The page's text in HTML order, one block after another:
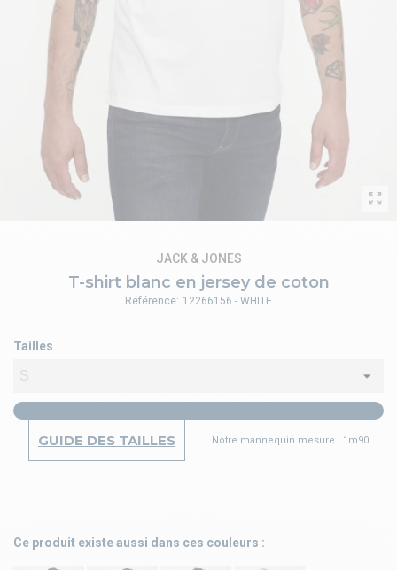
T-shirt blanc en jersey de coton
JACK & JONES
Tailles
GUIDE DES TAILLES Notre mannequin mesure : 1m90
Référence: 12266156 - WHITE
Ce produit existe aussi dans ces couleurs :